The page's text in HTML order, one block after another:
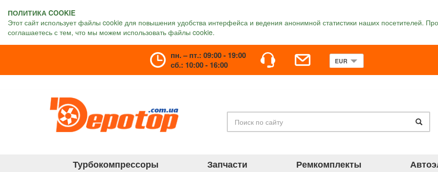
ПОЛИТИКА COOKIE
Этот сайт использует файлы cookie для повышения удобства интерфейса и ведения анонимной статистики наших посетителей.
соглашаетесь с тем, что мы можем использовать файлы cookie.
пн. – пт.: 09:00 - 19:00
сб.: 10:00 - 16:00
Турбокомпрессоры Запчасти Ремкомплекты